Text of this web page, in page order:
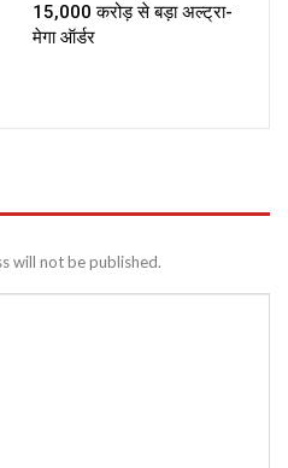
₹15,000 करोड़ से बड़ा अल्ट्रा-
मेगा ऑर्डर
will not be published.